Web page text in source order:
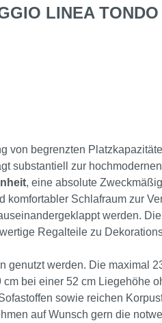
LINEA
von begrenzten
substantiell zur
, eine absolute
Schlafraum zur
werden.
Regalteile zu
genutzt werden. Die maximal
bei einer 52 cm Liegehöhe
sowie reichen
auf Wunsch gern die